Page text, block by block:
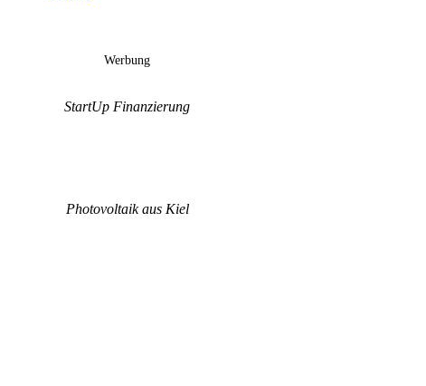
Werbung
StartUp Finanzierung
Photovoltaik aus Kiel